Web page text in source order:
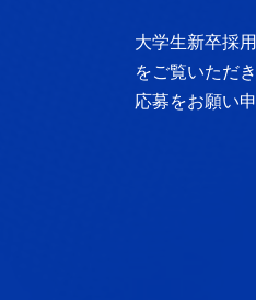
大学生新卒採
をご覧いただき
応募をお願い